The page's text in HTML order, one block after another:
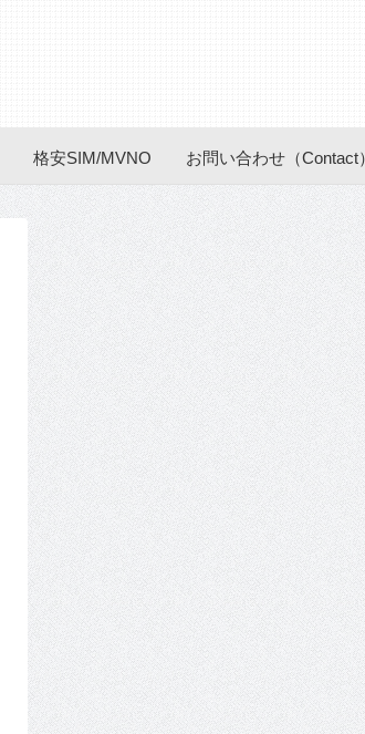
格安SIM/MVNO お問い合わせ（Contact）